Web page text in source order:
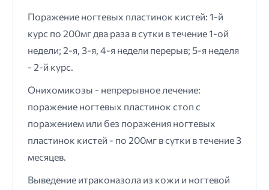
Поражение ногтевых пластинок кистей: 1-й
курс по 200мг два раза в сутки в течение 1-ой
недели; 2-я, 3-я, 4-я недели перерыв; 5-я неделя
- 2-й курс.
Онихомикозы - непрерывное лечение:
поражение ногтевых пластинок стоп с
поражением или без поражения ногтевых
пластинок кистей - по 200мг в сутки в течение 3
месяцев.
Выведение итраконазола из кожи и ногтевой